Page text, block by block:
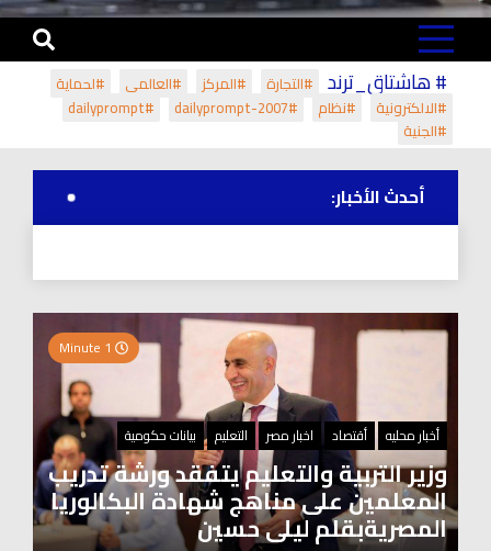
# هاشتاق_ترند #التجارة #المركز #العالمي
#لحماية
#الالكترونية
#نظام #dailyprompt-2007
#dailyprompt
#الجنية
أحدث الأخبار:
أخبار محليه أقتصاد اخبار مصر التعليم بيانات حكومية
وزير التربية والتعليم يتفقد ورشة تدريب
المعلمين على مناهج شهادة البكالوريا
المصريةبقلم ليلى حسين